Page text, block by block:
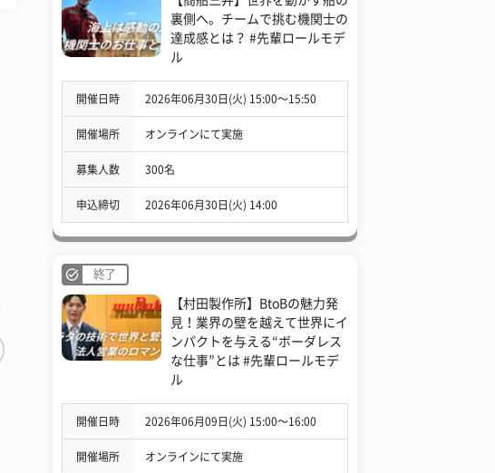
裏側へ。チームで挑む機関士の
達成感とは？ #先輩ロールモデ
ル
開催日時 2026年06月30日(火) 15:00〜15:50
開催場所 オンラインにて実施
募集人数 300名
申込締切 2026年06月30日(火) 14:00
終了
【村田製作所】BtoBの魅力発
見！業界の壁を越えて世界にイ
ンパクトを与える“ボーダレス
な仕事”とは #先輩ロールモデ
ル
開催日時 2026年06月09日(火) 15:00〜16:00
開催場所 オンラインにて実施